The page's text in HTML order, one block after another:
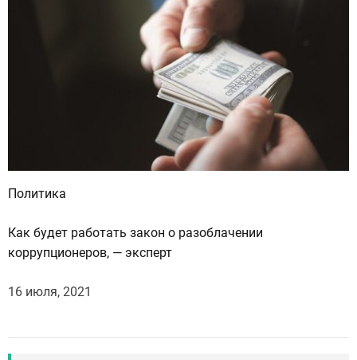
Политика
Как будет работать закон о разоблачении
коррупционеров, — эксперт
16 июля, 2021